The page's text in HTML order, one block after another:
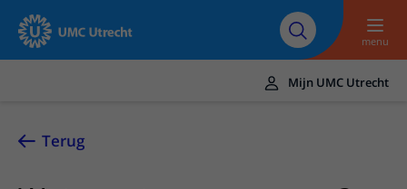
Naar hoofdinhoud
Over UMC
Utrecht
Research
Werken bij het UMC
Utrecht
menu
UMC Utrecht
Mijn UMC Utrecht
Terug